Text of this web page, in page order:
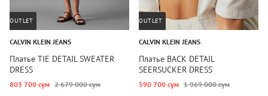
OUTLET
CALVIN KLEIN JEANS
Платье TIE DETAIL SWEATER
DRESS
803 700 сум 2 679 000 сум
OUTLET
CALVIN KLEIN JEANS
Платье BACK DETAIL
SEERSUCKER DRESS
590 700 сум 1 969 000 сум